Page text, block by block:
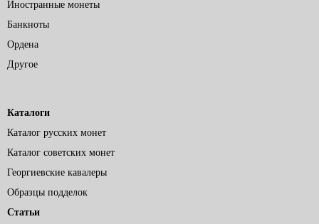
Иностранные монеты
Банкноты
Ордена
Другое
Каталоги
Каталог русских монет
Каталог советских монет
Георгиевские кавалеры
Образцы подделок
Статьи